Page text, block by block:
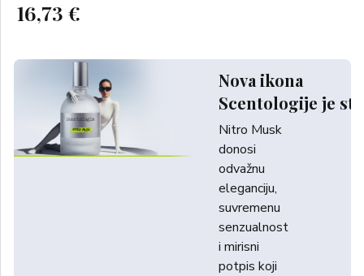
16,73 €
Nova ikona
Scentologije je
Nitro Musk
donosi
odvažnu
eleganciju,
suvremenu
senzualnost
i mirisni
potpis koji